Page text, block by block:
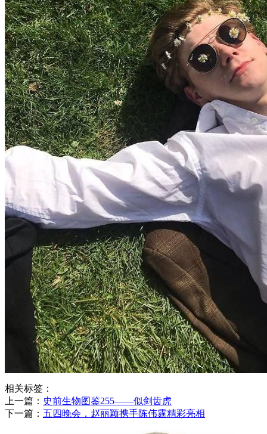
相关标签：
上一篇： ​史前生物图鉴255——似剑齿虎
下一篇： ​五四晚会，赵丽颖携手陈伟霆精彩亮相